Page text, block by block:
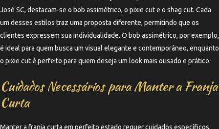
José SC, destacam-se o bob assimétrico, o pixie cut e o shag cut. Cada
um desses estilos traz uma proposta diferente, permitindo que os
clientes expressem sua individualidade. O bob assimétrico, por exemplo,
é ideal para quem busca um visual elegante e contemporâneo, enquanto
o pixie cut é perfeito para quem deseja um look mais ousado e prático.
Cuidados Necessários para Manter a Franja
Curta
Manter a franja curta em perfeito estado requer cuidados específicos.